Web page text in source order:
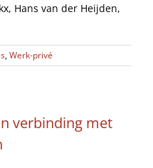
Hans van der Heijden,
,Werk-privé
verbinding met